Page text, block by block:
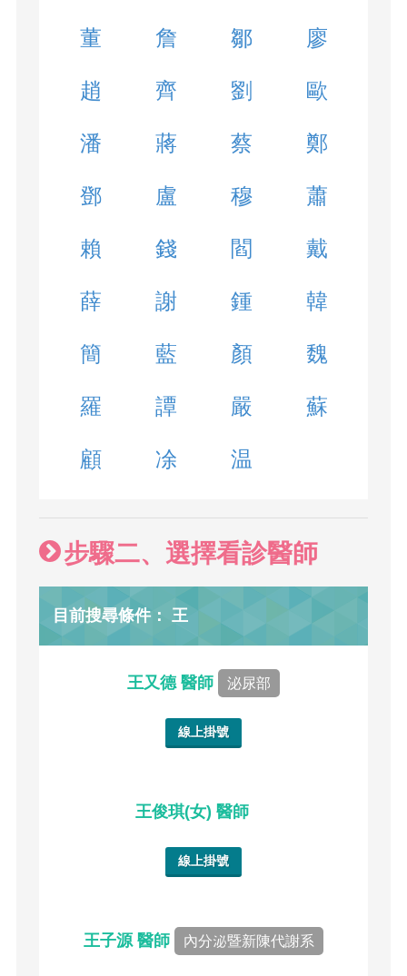
董 詹 鄒 廖
趙 齊 劉 歐
潘 蔣 蔡 鄭
鄧 盧 穆 蕭
賴 錢 閻 戴
薛 謝 鍾 韓
簡 藍 顏 魏
羅 譚 嚴 蘇
顧 凃 温
步驟二、選擇看診醫師
目前搜尋條件： 王
王又德 醫師 泌尿部
線上掛號
王俊琪(女) 醫師
線上掛號
王子源 醫師 內分泌暨新陳代謝系